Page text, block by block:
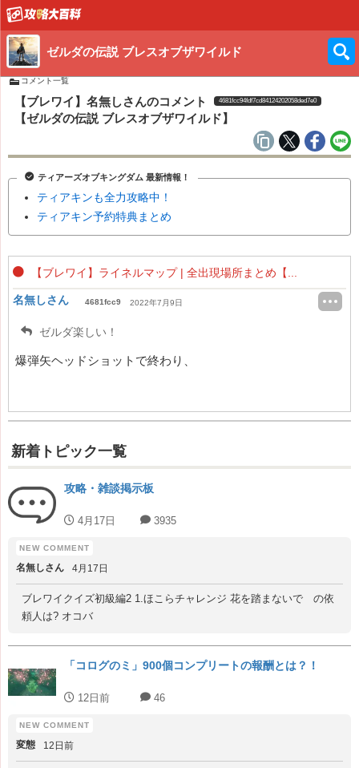
ゼルダの伝説 ブレスオブザワイルド
コメント一覧
【ブレワイ】名無しさんのコメント 4681fcc94fdf7cd84124202058ded7e0
【ゼルダの伝説 ブレスオブザワイルド】
ティアーズオブキングダム 最新情報！
ティアキンも全力攻略中！
ティアキン予約特典まとめ
【ブレワイ】ライネルマップ | 全出現場所まとめ【...
名無しさん 4681fcc9 2022年7月9日
ゼルダ楽しい！
爆弾矢ヘッドショットで終わり、
新着トピック一覧
攻略・雑談掲示板
4月17日 3935
名無しさん 4月17日
ブレワイクイズ初級編2 1.ほこらチャレンジ 花を踏まないで の依
頼人は? オコバ
「コログのミ」900個コンプリートの報酬とは？！
12日前 46
変態 12日前